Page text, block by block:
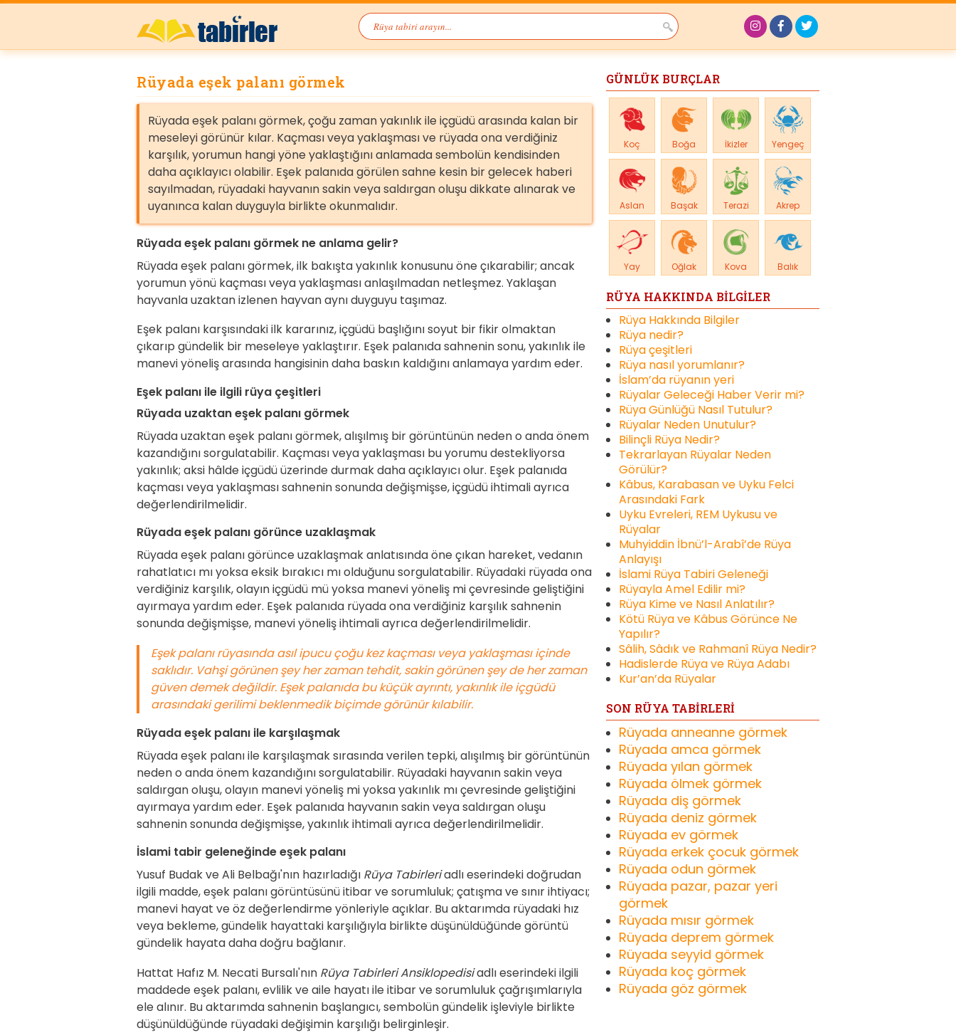
Rüyada eşek palanı görmek
Rüyada eşek palanı görmek, çoğu zaman yakınlık ile içgüdü arasında kalan bir
meseleyi görünür kılar. Kaçması veya yaklaşması ve rüyada ona verdiğiniz
karşılık, yorumun hangi yöne yaklaştığını anlamada sembolün kendisinden
daha açıklayıcı olabilir. Eşek palanıda görülen sahne kesin bir gelecek haberi
sayılmadan, rüyadaki hayvanın sakin veya saldırgan oluşu dikkate alınarak ve
uyanınca kalan duyguyla birlikte okunmalıdır.
Rüyada eşek palanı görmek ne anlama gelir?
Rüyada eşek palanı görmek, ilk bakışta yakınlık konusunu öne çıkarabilir; ancak
yorumun yönü kaçması veya yaklaşması anlaşılmadan netleşmez. Yaklaşan
hayvanla uzaktan izlenen hayvan aynı duyguyu taşımaz.
Eşek palanı karşısındaki ilk kararınız, içgüdü başlığını soyut bir fikir olmaktan
çıkarıp gündelik bir meseleye yaklaştırır. Eşek palanıda sahnenin sonu, yakınlık ile
manevi yöneliş arasında hangisinin daha baskın kaldığını anlamaya yardım eder.
Eşek palanı ile ilgili rüya çeşitleri
Rüyada uzaktan eşek palanı görmek
Rüyada uzaktan eşek palanı görmek, alışılmış bir görüntünün neden o anda önem
kazandığını sorgulatabilir. Kaçması veya yaklaşması bu yorumu destekliyorsa
yakınlık; aksi hâlde içgüdü üzerinde durmak daha açıklayıcı olur. Eşek palanıda
kaçması veya yaklaşması sahnenin sonunda değişmişse, içgüdü ihtimali ayrıca
değerlendirilmelidir.
Rüyada eşek palanı görünce uzaklaşmak
Rüyada eşek palanı görünce uzaklaşmak anlatısında öne çıkan hareket, vedanın
rahatlatıcı mı yoksa eksik bırakıcı mı olduğunu sorgulatabilir. Rüyadaki rüyada ona
verdiğiniz karşılık, olayın içgüdü mü yoksa manevi yöneliş mi çevresinde geliştiğini
ayırmaya yardım eder. Eşek palanıda rüyada ona verdiğiniz karşılık sahnenin
sonunda değişmişse, manevi yöneliş ihtimali ayrıca değerlendirilmelidir.
Eşek palanı rüyasında asıl ipucu çoğu kez kaçması veya yaklaşması içinde
saklıdır. Vahşi görünen şey her zaman tehdit, sakin görünen şey de her zaman
güven demek değildir. Eşek palanıda bu küçük ayrıntı, yakınlık ile içgüdü
arasındaki gerilimi beklenmedik biçimde görünür kılabilir.
Rüyada eşek palanı ile karşılaşmak
Rüyada eşek palanı ile karşılaşmak sırasında verilen tepki, alışılmış bir görüntünün
neden o anda önem kazandığını sorgulatabilir. Rüyadaki hayvanın sakin veya
saldırgan oluşu, olayın manevi yöneliş mi yoksa yakınlık mı çevresinde geliştiğini
ayırmaya yardım eder. Eşek palanıda hayvanın sakin veya saldırgan oluşu
sahnenin sonunda değişmişse, yakınlık ihtimali ayrıca değerlendirilmelidir.
İslami tabir geleneğinde eşek palanı
Yusuf Budak ve Ali Belbağı'nın hazırladığı Rüya Tabirleriadlı eserindeki doğrudan
ilgili madde, eşek palanı görüntüsünü itibar ve sorumluluk; çatışma ve sınır ihtiyacı;
manevi hayat ve öz değerlendirme yönleriyle açıklar. Bu aktarımda rüyadaki hız
veya bekleme, gündelik hayattaki karşılığıyla birlikte düşünüldüğünde görüntü
gündelik hayata daha doğru bağlanır.
Hattat Hafız M. Necati Bursalı'nın Rüya Tabirleri Ansiklopedisiadlı eserindeki ilgili
maddede eşek palanı, evlilik ve aile hayatı ile itibar ve sorumluluk çağrışımlarıyla
ele alınır. Bu aktarımda sahnenin başlangıcı, sembolün gündelik işleviyle birlikte
düşünüldüğünde rüyadaki değişimin karşılığı belirginleşir.
GÜNLÜK BURÇLAR
Koç Boğa İkizler Yengeç
Aslan Başak Terazi Akrep
Yay Oğlak Kova Balık
RÜYA HAKKINDA BİLGİLER
Rüya Hakkında Bilgiler
Rüya nedir?
Rüya çeşitleri
Rüya nasıl yorumlanır?
İslam’da rüyanın yeri
Rüyalar Geleceği Haber Verir mi?
Rüya Günlüğü Nasıl Tutulur?
Rüyalar Neden Unutulur?
Bilinçli Rüya Nedir?
Tekrarlayan Rüyalar Neden
Görülür?
Kâbus, Karabasan ve Uyku Felci
Arasındaki Fark
Uyku Evreleri, REM Uykusu ve
Rüyalar
Muhyiddin İbnü’l-Arabî’de Rüya
Anlayışı
İslami Rüya Tabiri Geleneği
Rüyayla Amel Edilir mi?
Rüya Kime ve Nasıl Anlatılır?
Kötü Rüya ve Kâbus Görünce Ne
Yapılır?
Sâlih, Sâdık ve Rahmanî Rüya Nedir?
Hadislerde Rüya ve Rüya Adabı
Kur’an’da Rüyalar
SON RÜYA TABİRLERİ
Rüyada anneanne görmek
Rüyada amca görmek
Rüyada yılan görmek
Rüyada ölmek görmek
Rüyada diş görmek
Rüyada deniz görmek
Rüyada ev görmek
Rüyada erkek çocuk görmek
Rüyada odun görmek
Rüyada pazar, pazar yeri
görmek
Rüyada mısır görmek
Rüyada deprem görmek
Rüyada seyyid görmek
Rüyada koç görmek
Rüyada göz görmek